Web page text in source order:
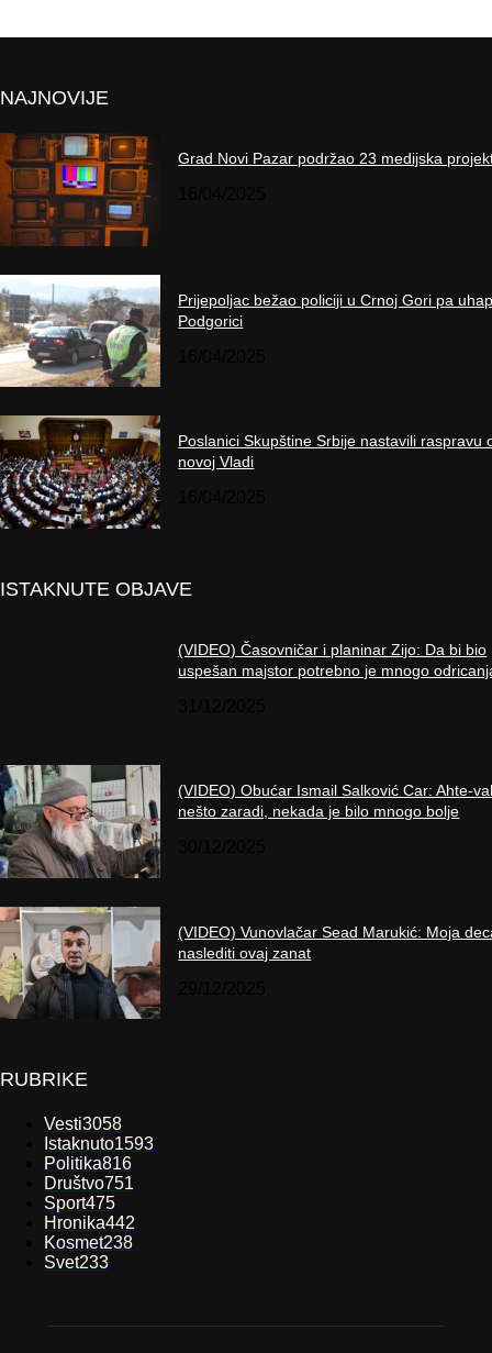
NAJNOVIJE
Grad Novi Pazar podržao 23 medijska
Prijepoljac bežao policiji u Crnoj Gori pa
Podgorici
Poslanici Skupštine Srbije nastavili raspravu
novoj Vladi
ISTAKNUTE OBJAVE
(VIDEO) Časovničar i planinar Zijo: Da bi bio
uspešan majstor potrebno je mnogo
(VIDEO) Obućar Ismail Salković Car: Ahte-
nešto zaradi, nekada je bilo mnogo bolje
(VIDEO) Vunovlačar Sead Marukić: Moja
naslediti ovaj zanat
RUBRIKE
Vesti3058
Istaknuto1593
Politika816
Društvo751
Sport475
Hronika442
Kosmet238
Svet233